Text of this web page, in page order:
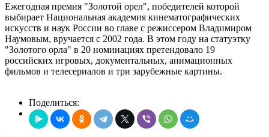
Ежегодная премия "Золотой орел", победителей которой
выбирает Национальная академия кинематографических
искусств и наук России во главе с режиссером Владимиром
Наумовым, вручается с 2002 года. В этом году на статуэтку
"Золотого орла" в 20 номинациях претендовало 19
российских игровых, документальных, анимационных
фильмов и телесериалов и три зарубежные картины.
Поделиться: